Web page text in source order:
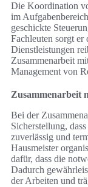
Die Koordination
im
geschickte
Fachleuten sorgt er
Dienstleistungen
Zusammenarbeit
Management von
Zusammenarbeit
Bei der
Sicherstellung,
zuverlässig und
Hausmeister
dafür, dass die
Dadurch
der Arbeiten und